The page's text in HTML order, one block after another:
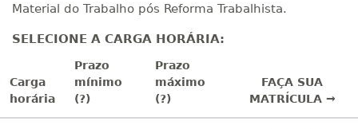
Material do Trabalho pós Reforma Trabalhista.
SELECIONE A CARGA HORÁRIA:
Carga
horária
Prazo
mínimo
(?)
Prazo
máximo
(?)
FAÇA SUA
MATRÍCULA →